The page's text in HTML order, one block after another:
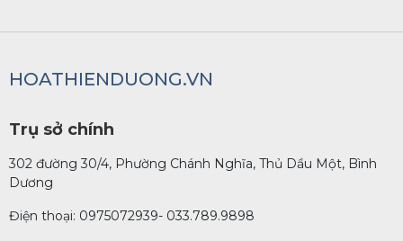
HOATHIENDUONG.VN
Trụ sở chính
302 đường 30/4, Phường Chánh Nghĩa, Thủ Dầu Một, Bình
Dương
Điện thoại: 0975072939- 033.789.9898